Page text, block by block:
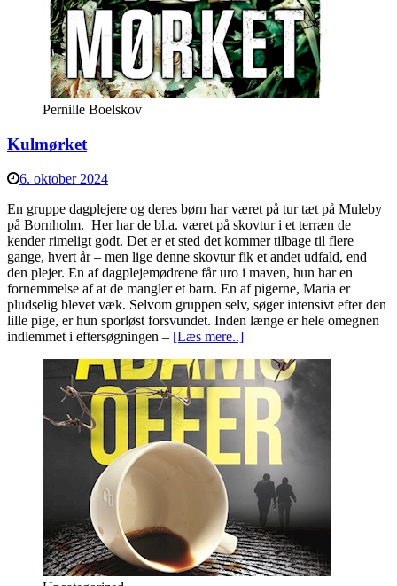
Pernille Boelskov
Kulmørket
6. oktober 2024
En gruppe dagplejere og deres børn har været på tur tæt på Muleby
på Bornholm. Her har de bl.a. været på skovtur i et terræn de
kender rimeligt godt. Det er et sted det kommer tilbage til flere
gange, hvert år – men lige denne skovtur fik et andet udfald, end
den plejer. En af dagplejemødrene får uro i maven, hun har en
fornemmelse af at de mangler et barn. En af pigerne, Maria er
pludselig blevet væk. Selvom gruppen selv, søger intensivt efter den
lille pige, er hun sporløst forsvundet. Inden længe er hele omegnen
indlemmet i eftersøgningen – [Læs mere..]